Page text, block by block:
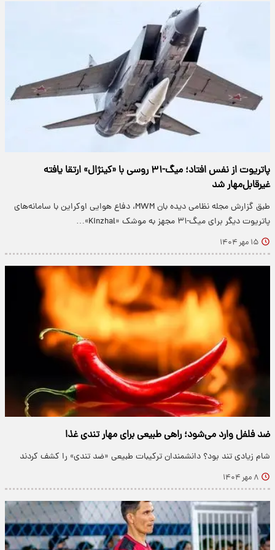
پاتریوت از نفس افتاد؛ میگ-۳۱ روسی با «کینژال» ارتقا یافته
غیرقابل‌مهار شد
طبق گزارش مجله نظامی دیده بان MWM، دفاع هوایی اوکراین با سامانه‌های
پاتریوت دیگر برای میگ-۳۱ مجهز به موشک «Kinzhal»…
۱۵ مهر ۱۴۰۴
ضد فلفل وارد می‌شود؛ راهی طبیعی برای مهار تندی غذا
شام زیادی تند بود؟ دانشمندان ترکیبات طبیعی «ضد تندی» را کشف کردند
۸ مهر ۱۴۰۴